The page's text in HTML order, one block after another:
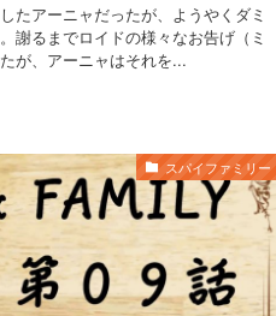
たアーニャだったが、ようやくダミ
謝るまでロイドの様々なお告げ（ミ
が、アーニャはそれを...
スパイファミリー